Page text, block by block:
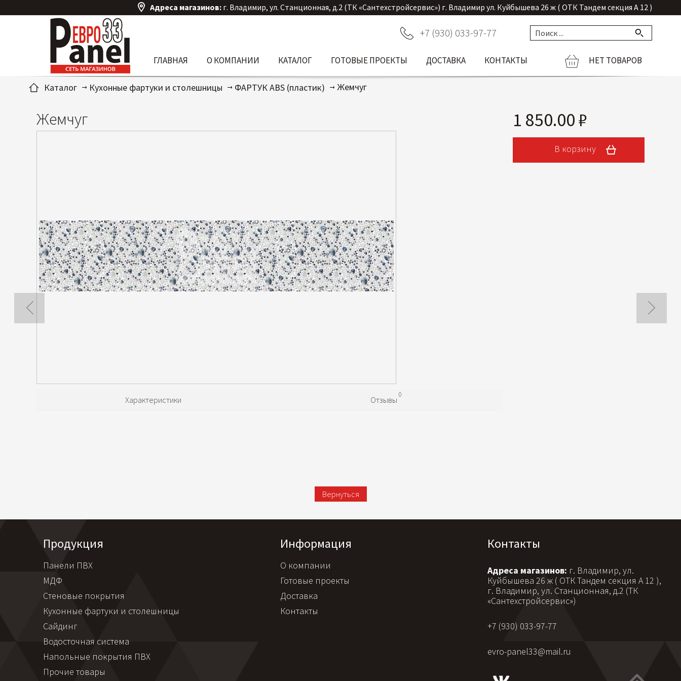
Адреса магазинов: г. Владимир, ул. Станционная, д.2 (ТК «Сантехстройсервис») г. Владимир ул. Куйбышева 26 ж ( ОТК Тандем секция А 12 )
+7 (930) 033-97-77
НЕТ ТОВАРОВ
ГЛАВНАЯ О КОМПАНИИ КАТАЛОГ ГОТОВЫЕ ПРОЕКТЫ ДОСТАВКА КОНТАКТЫ
Каталог Кухонные фартуки и столешницы ФАРТУК ABS (пластик) Жемчуг
Жемчуг 1 850.00 ₽
В корзину
Характеристики Отзывы
0
Вернуться
Продукция
Панели ПВХ
МДФ
Стеновые покрытия
Кухонные фартуки и столешницы
Сайдинг
Водосточная система
Напольные покрытия ПВХ
Прочие товары
Информация
О компании
Готовые проекты
Доставка
Контакты
Контакты
Адреса магазинов: г. Владимир, ул.
Куйбышева 26 ж ( ОТК Тандем секция А 12 ),
г. Владимир, ул. Станционная, д.2 (ТК
«Сантехстройсервис»)
+7 (930) 033-97-77
evro-panel33@mail.ru